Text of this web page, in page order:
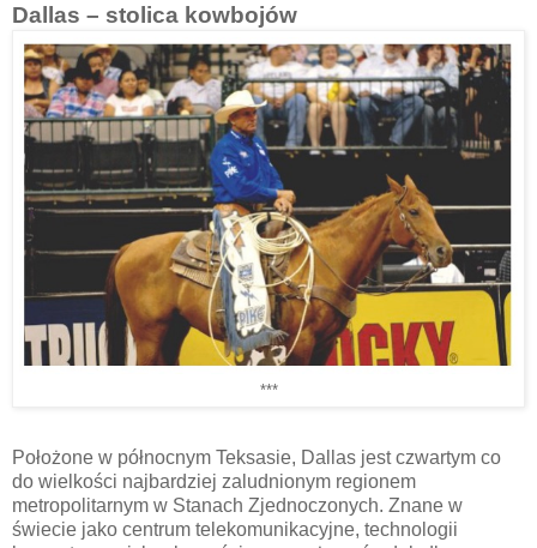
Dallas – stolica kowbojów
***
Położone w północnym Teksasie, Dallas jest czwartym co
do wielkości najbardziej zaludnionym regionem
metropolitarnym w Stanach Zjednoczonych. Znane w
świecie jako centrum telekomunikacyjne, technologii